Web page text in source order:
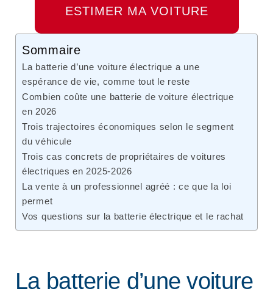
ESTIMER MA VOITURE
Sommaire
La batterie d’une voiture électrique a une
espérance de vie, comme tout le reste
Combien coûte une batterie de voiture électrique
en 2026
Trois trajectoires économiques selon le segment
du véhicule
Trois cas concrets de propriétaires de voitures
électriques en 2025-2026
La vente à un professionnel agréé : ce que la loi
permet
Vos questions sur la batterie électrique et le rachat
La batterie d’une voiture